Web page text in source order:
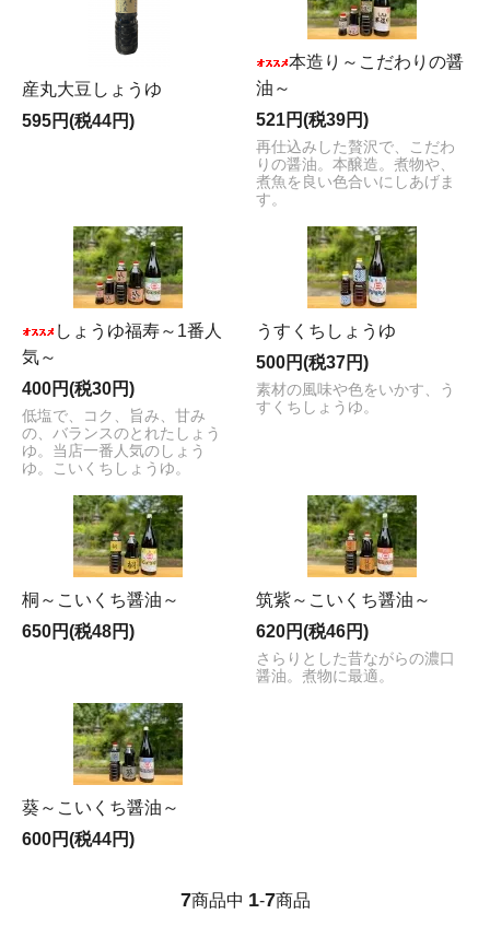
産丸大豆しょうゆ
595円(税44円)
本造り～こだわりの醤
油～
521円(税39円)
再仕込みした贅沢で、こだわ
りの醤油。本醸造。煮物や、
煮魚を良い色合いにしあげま
す。
しょうゆ福寿～1番人
気～
400円(税30円)
低塩で、コク、旨み、甘み
の、バランスのとれたしょう
ゆ。当店一番人気のしょう
ゆ。こいくちしょうゆ。
うすくちしょうゆ
500円(税37円)
素材の風味や色をいかす、う
すくちしょうゆ。
桐～こいくち醤油～
650円(税48円)
筑紫～こいくち醤油～
620円(税46円)
さらりとした昔ながらの濃口
醤油。煮物に最適。
葵～こいくち醤油～
600円(税44円)
7商品中 1-7商品